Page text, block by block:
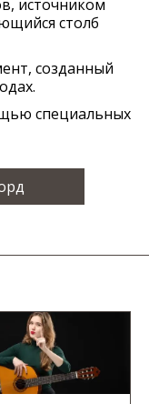
источником
столб
созданный
специальных